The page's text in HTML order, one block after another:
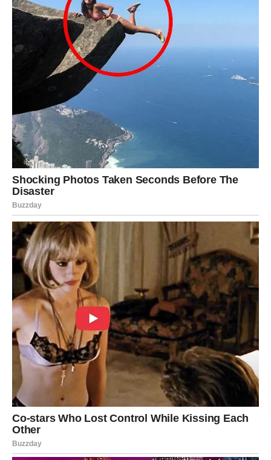
NAJLJEPŠE POGLAVLJE POČINJE
UPRAVO VAMA
Ribe su znak kojem zvijezde donose najveće promjene
nabolje. Nakon perioda čekanja, sumnji i izazova, pred
vama su dani puni ljubavi, sreće i lijepih iznenađenja.
Moguće su vijesti koje vam mijenjaju raspoloženje, susret
koji ostavlja snažan trag ili ostvarenje želje koju dugo
nosite u srcu. Ono što dolazi donosi osjećaj da je sve
konačno došlo na svoje mjesto.
Mnoge Ribe će imati osjećaj da upravo sada počinje
jedno od najljepših razdoblja njihovog života.
Poruka zvijezda
Ne sumnjajte u sreću koja vam dolazi.
Zvijezde pokazuju da se za mnoge znakove završava
period iskušenja i neizvjesnosti. Pred njima su dani puni
nade, ljubavi i razloga za osmijeh.
Najviše sreće imaće Ribe, kojima počinje novo životno
poglavlje,
Strijelac
, kojem dolazi zaslužena nagrada za
trud, teRakovi, kojima ljubav vraća vjeru u sreću.
Ponekad je potrebno proći kroz teške dane da bismo više
cijenili one lijepe. Zvijezde poručuju da za neke znakove